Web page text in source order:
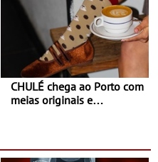
CHULÉ chega ao Porto com
meias originais e
Shopping